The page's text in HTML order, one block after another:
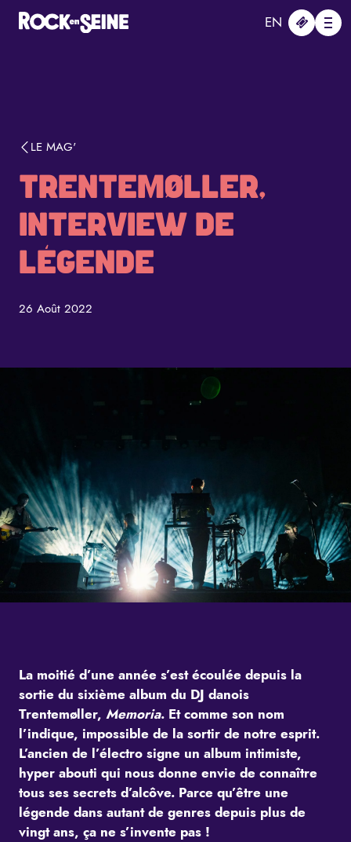
Aller au contenu principal
EN
LE MAG'
TRENTEMØLLER,
INTERVIEW DE
LÉGENDE
26 Août 2022
La moitié d’une année s’est écoulée depuis la
sortie du sixième album du DJ danois
Trentemøller, Memoria. Et comme son nom
l’indique, impossible de la sortir de notre esprit.
L’ancien de l’électro signe un album intimiste,
hyper abouti qui nous donne envie de connaître
tous ses secrets d’alcôve. Parce qu’être une
légende dans autant de genres depuis plus de
vingt ans, ça ne s’invente pas !
Panneau de gestion des cookies